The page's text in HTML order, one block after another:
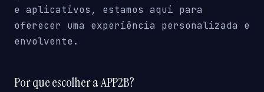
e aplicativos, estamos aqui para
oferecer uma experiência personalizada e
envolvente.
Por que escolher a APP2B?